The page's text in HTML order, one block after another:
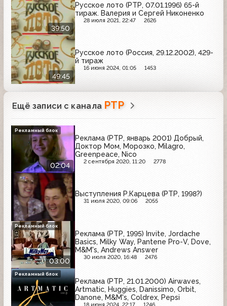
39:50
Русское лото (РТР, 07.01.1996) 65-й
тираж. Валерия и Сергей Никоненко
28 июля 2021, 22:47 2626
49:45
Русское лото (Россия, 29.12.2002), 429-
й тираж
16 июня 2024, 01:05 1453
Ещё записи с канала РТР
02:04
Реклама (РТР, январь 2001) Добрый,
Доктор Мом, Морозко, Milagro,
Greenpeace, Nico
2 сентября 2020, 11:20 2778
Рекламный блок
Выступления Р.Карцева (РТР, 1998?)
31 июля 2020, 09:06 2055
03:00
Реклама (РТР, 1995) Invite, Jordache
Basics, Milky Way, Pantene Pro-V, Dove,
M&M's, Andrews Answer
30 июля 2020, 16:48 2476
Рекламный блок
Реклама (РТР, 21.01.2000) Airwaves,
Artmatic, Huggies, Danissimo, Orbit,
Danone, M&M's, Coldrex, Pepsi
Рекламный блок